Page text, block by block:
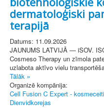
dermatoloģiski
terapijā
Datums: 11.09.2026
JAUNUMS LATVIJĀ — iSOV.
Cosmeso Therapy un zīmola
uzlabota aktīvo vielu
Tālāk »
Organizē kompānija:
Cell Fusion C Expert -
Dienvidkorejas